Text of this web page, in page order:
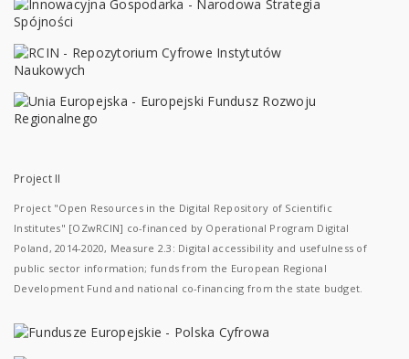
Project II
Project "Open Resources in the Digital Repository of Scientific
Institutes" [OZwRCIN] co-financed by Operational Program Digital
Poland, 2014-2020, Measure 2.3: Digital accessibility and usefulness of
public sector information; funds from the European Regional
Development Fund and national co-financing from the state budget.